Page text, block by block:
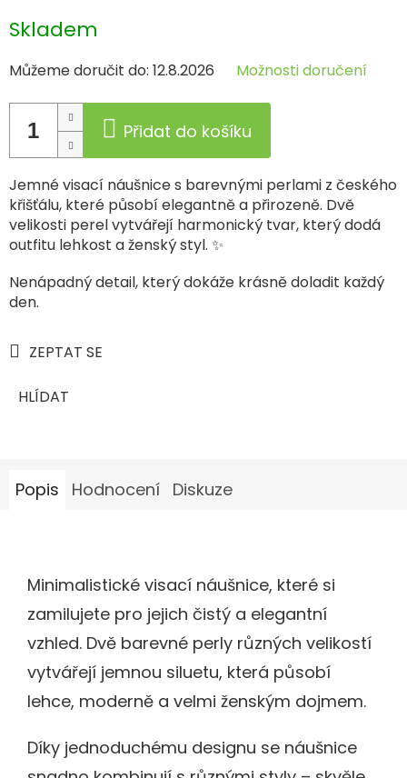
Měrná
cena:
Skladem
Můžeme doručit do: 12.8.2026 Možnosti doručení
Přidat do košíku
Jemné visací náušnice s barevnými perlami z českého
křišťálu, které působí elegantně a přirozeně. Dvě
velikosti perel vytvářejí harmonický tvar, který dodá
outfitu lehkost a ženský styl. ✨
Nenápadný detail, který dokáže krásně doladit každý
den.
ZEPTAT SE
HLÍDAT
Popis Hodnocení Diskuze
Minimalistické visací náušnice, které si
zamilujete pro jejich čistý a elegantní
vzhled. Dvě barevné perly různých velikostí
vytvářejí jemnou siluetu, která působí
lehce, moderně a velmi ženským dojmem.
Díky jednoduchému designu se náušnice